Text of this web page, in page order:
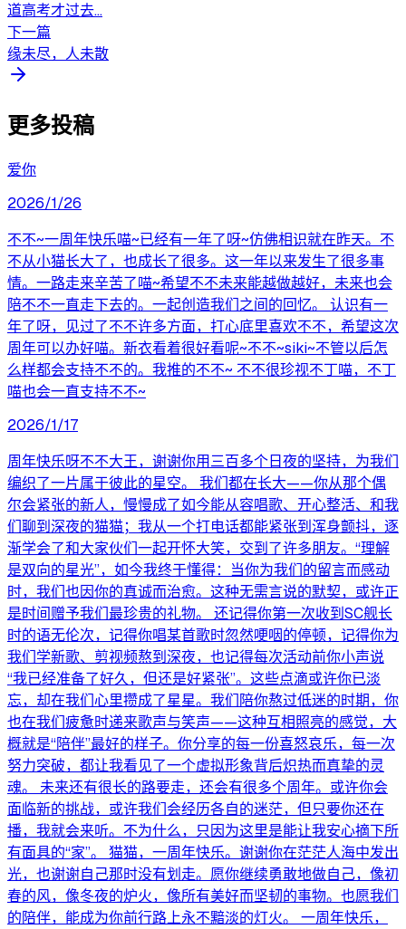
道高考才过去...
下一篇
缘未尽，人未散
更多投稿
爱你
2026/1/26
不不~一周年快乐喵~已经有一年了呀~仿佛相识就在昨天。不
不从小猫长大了，也成长了很多。这一年以来发生了很多事
情。一路走来辛苦了喵~希望不不未来能越做越好，未来也会
陪不不一直走下去的。一起创造我们之间的回忆。 认识有一
年了呀，见过了不不许多方面，打心底里喜欢不不，希望这次
周年可以办好喵。新衣看着很好看呢~不不~siki~不管以后怎
么样都会支持不不的。我推的不不~ 不不很珍视不丁喵，不丁
喵也会一直支持不不~
2026/1/17
周年快乐呀不不大王，谢谢你用三百多个日夜的坚持，为我们
编织了一片属于彼此的星空。 我们都在长大——你从那个偶
尔会紧张的新人，慢慢成了如今能从容唱歌、开心整活、和我
们聊到深夜的猫猫；我从一个打电话都能紧张到浑身颤抖，逐
渐学会了和大家伙们一起开怀大笑，交到了许多朋友。“理解
是双向的星光”，如今我终于懂得：当你为我们的留言而感动
时，我们也因你的真诚而治愈。这种无需言说的默契，或许正
是时间赠予我们最珍贵的礼物。 还记得你第一次收到SC舰长
时的语无伦次，记得你唱某首歌时忽然哽咽的停顿，记得你为
我们学新歌、剪视频熬到深夜，也记得每次活动前你小声说
“我已经准备了好久，但还是好紧张”。这些点滴或许你已淡
忘，却在我们心里攒成了星星。我们陪你熬过低迷的时期，你
也在我们疲惫时递来歌声与笑声——这种互相照亮的感觉，大
概就是“陪伴”最好的样子。你分享的每一份喜怒哀乐，每一次
努力突破，都让我看见了一个虚拟形象背后炽热而真挚的灵
魂。 未来还有很长的路要走，还会有很多个周年。或许你会
面临新的挑战，或许我们会经历各自的迷茫，但只要你还在
播，我就会来听。不为什么，只因为这里是能让我安心摘下所
有面具的“家”。 猫猫，一周年快乐。谢谢你在茫茫人海中发出
光，也谢谢自己那时没有划走。愿你继续勇敢地做自己，像初
春的风，像冬夜的炉火，像所有美好而坚韧的事物。也愿我们
的陪伴，能成为你前行路上永不黯淡的灯火。 一周年快乐，